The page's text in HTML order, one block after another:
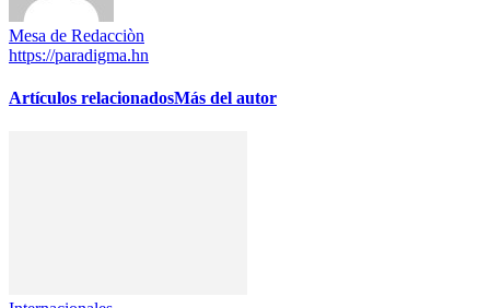
Mesa de Redacciòn
https://paradigma.hn
Artículos relacionadosMás del autor